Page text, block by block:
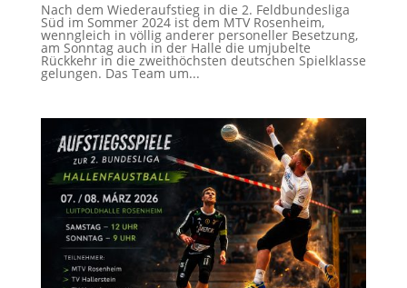
Nach dem Wiederaufstieg in die 2. Feldbundesliga
Süd im Sommer 2024 ist dem MTV Rosenheim,
wenngleich in völlig anderer personeller Besetzung,
am Sonntag auch in der Halle die umjubelte
Rückkehr in die zweithöchsten deutschen Spielklasse
gelungen. Das Team um...